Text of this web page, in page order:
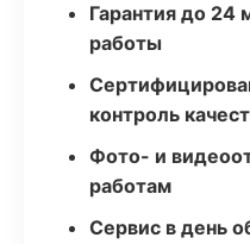
Гарантия до 24
работы
контроль
Фото- и
работам
Сервис в день